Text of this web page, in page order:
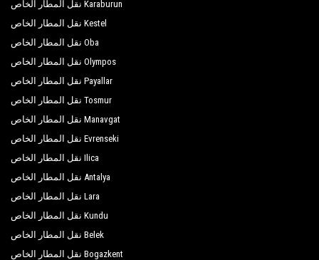
Karaburun نقل المطار الخاص
Kestel نقل المطار الخاص
Oba نقل المطار الخاص
Olympos نقل المطار الخاص
Payallar نقل المطار الخاص
Tosmur نقل المطار الخاص
Manavgat نقل المطار الخاص
Evrenseki نقل المطار الخاص
Ilica نقل المطار الخاص
Antalya نقل المطار الخاص
Lara نقل المطار الخاص
Kundu نقل المطار الخاص
Belek نقل المطار الخاص
Bogazkent نقل المطار الخاص